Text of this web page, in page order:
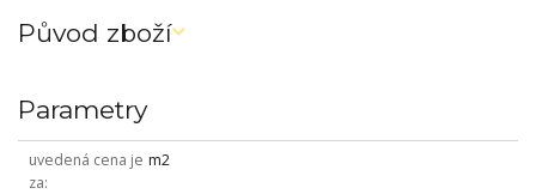
Původ zboží
Parametry
uvedená cena je
za
m2